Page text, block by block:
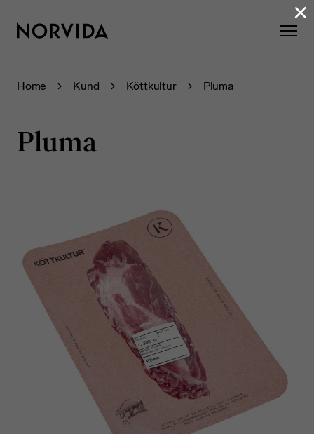
Home Kund Köttkultur Pluma
Pluma
×